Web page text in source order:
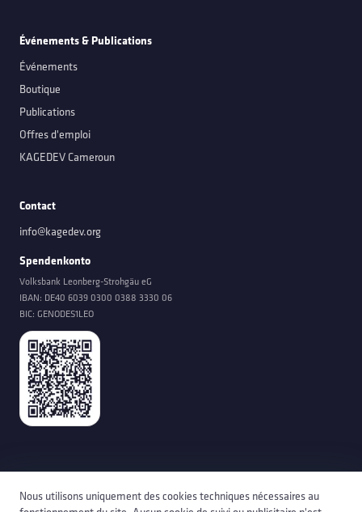
Événements& Publications
Événements
Boutique
Publications
Offres d'emploi
KAGEDEV Cameroun
Contact
info@kagedev.org
Spendenkonto
Volksbank Leonberg-Strohgäu eG
IBAN: DE40 6039 0300 0388 3330 06
BIC: GENODES1LEO
©2026KAGEDEV
Nous utilisons uniquement des cookies techniques nécessaires au